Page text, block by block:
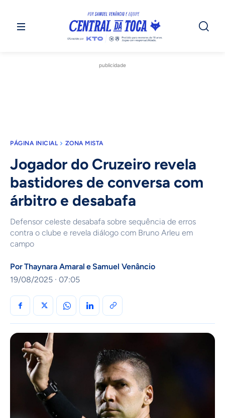
publicidade
PÁGINA INICIAL ZONA MISTA
Jogador do Cruzeiro revela
bastidores de conversa com
árbitro e desabafa
Defensor celeste desabafa sobre sequência de erros
contra o clube e revela diálogo com Bruno Arleu em
campo
PorThaynara Amaral e Samuel Venâncio
19/08/2025 · 07:05